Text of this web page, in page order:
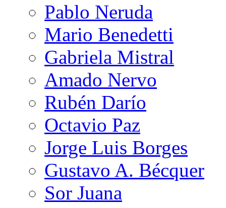
Pablo Neruda
Mario Benedetti
Gabriela Mistral
Amado Nervo
Rubén Darío
Octavio Paz
Jorge Luis Borges
Gustavo A. Bécquer
Sor Juana